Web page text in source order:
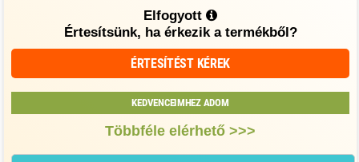
Elfogyott
Értesítsünk, ha érkezik a termékből?
ÉRTESÍTÉST KÉREK
KEDVENCEIMHEZ ADOM
Többféle elérhető >>>